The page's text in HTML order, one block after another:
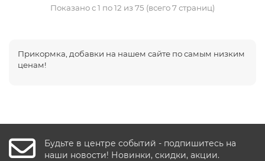
Показано с 1 по 12 из 75 (всего 7 страниц)
Прикормка, добавки на нашем сайте по самым низким
ценам!
Будьте в центре событий - подпишитесь на
наши новости! Новинки, скидки, акции.